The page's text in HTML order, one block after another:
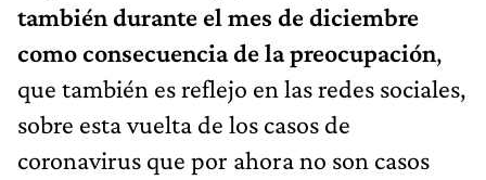
también durante el mes de diciembre
como consecuencia de la preocupación,
que también es reflejo en las redes sociales,
sobre esta vuelta de los casos de
coronavirus que por ahora no son casos